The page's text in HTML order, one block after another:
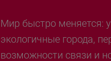
Мир быстро меняется:
экологичные города,
возможности связи и